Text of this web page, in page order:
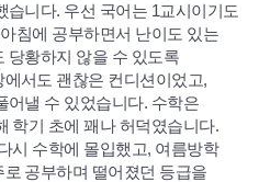
습니다. 우선 국어는 1교시이기도
침에 공부하면서 난이도 있는
당황하지 않을 수 있도록
서도 괜찮은 컨디션이었고,
어낼 수 있었습니다. 수학은
학기 초에 꽤나 허덕였습니다.
시 수학에 몰입했고, 여름방학
공부하며 떨어졌던 등급을